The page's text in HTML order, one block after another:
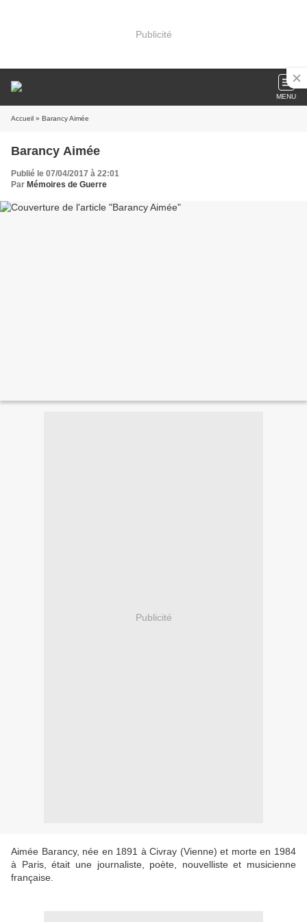
Publicité
MENU
Accueil » Barancy Aimée
Barancy Aimée
Publié le 07/04/2017 à 22:01
Par Mémoires de Guerre
Publicité
Aimée Barancy, née en 1891 à Civray (Vienne) et morte en 1984
à Paris, était une journaliste, poète, nouvelliste et musicienne
française.